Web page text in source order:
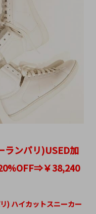
ンパリ)USED加
￥38,240
) ハイカットスニーカー